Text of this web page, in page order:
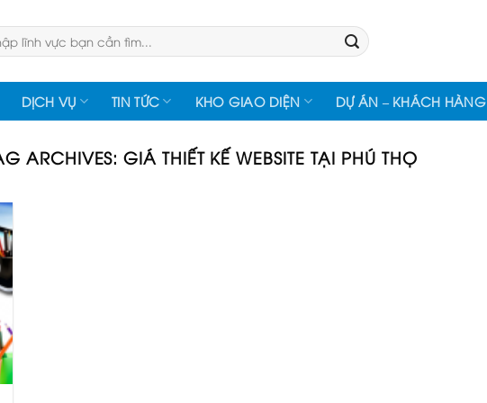
DỊCH VỤ TIN TỨC KHO GIAO DIỆN DỰ ÁN – KHÁCH HÀNG
ARCHIVES:GIÁ THIẾT KẾ WEBSITE TẠI PHÚ THỌ